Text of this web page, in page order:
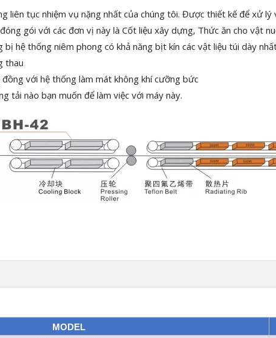
liên tục nhiệm vụ nặng nhất của chúng tôi. Được thiết kế để xử
gói với các đơn vị này là Cốt liệu xây dựng, Thức ăn cho vật
hệ thống niêm phong có khả năng bịt kín các vật liệu túi dày
thau
với hệ thống làm mát không khí cưỡng bức
tải nào bạn muốn để làm việc với máy này.
MODEL